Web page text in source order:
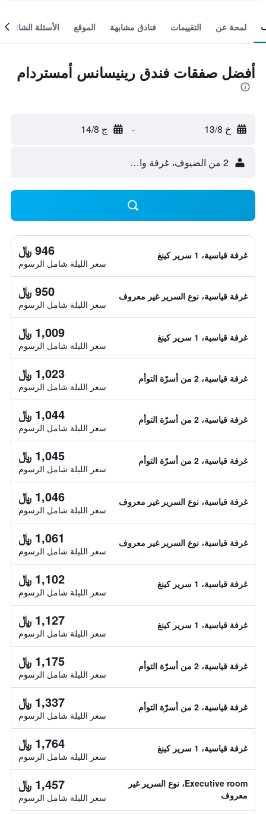
لمحة عن التقييمات فنادق مشابهة الموقع الأسئلة الشائعة
أفضل صفقات فندق رينيسانس أمستردام
خ 13/8 - ج 14/8
2 من الضيوف، غرفة واحدة
غرفة قياسية، 1 سرير كينغ 946 ﷼
سعر الليلة شامل الرسوم
غرفة قياسية، نوع السرير غير معروف 950 ﷼
سعر الليلة شامل الرسوم
غرفة قياسية، 1 سرير كينغ 1,009 ﷼
سعر الليلة شامل الرسوم
غرفة قياسية، 2 من أسرّة التوأم 1,023 ﷼
سعر الليلة شامل الرسوم
غرفة قياسية، 2 من أسرّة التوأم 1,044 ﷼
سعر الليلة شامل الرسوم
غرفة قياسية، 2 من أسرّة التوأم 1,045 ﷼
سعر الليلة شامل الرسوم
غرفة قياسية، نوع السرير غير معروف 1,046 ﷼
سعر الليلة شامل الرسوم
غرفة قياسية، نوع السرير غير معروف 1,061 ﷼
سعر الليلة شامل الرسوم
غرفة قياسية، 1 سرير كينغ 1,102 ﷼
سعر الليلة شامل الرسوم
غرفة قياسية، 1 سرير كينغ 1,127 ﷼
سعر الليلة شامل الرسوم
غرفة قياسية، 2 من أسرّة التوأم 1,175 ﷼
سعر الليلة شامل الرسوم
غرفة قياسية، 2 من أسرّة التوأم 1,337 ﷼
سعر الليلة شامل الرسوم
غرفة قياسية، 1 سرير كينغ 1,764 ﷼
سعر الليلة شامل الرسوم
Executive room، نوع السرير غير
معروف
1,457 ﷼
سعر الليلة شامل الرسوم